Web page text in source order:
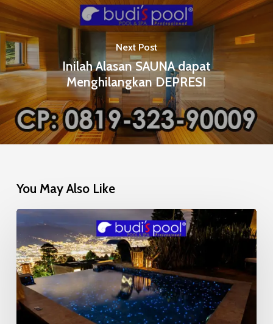
Next Post
Inilah Alasan SAUNA dapat
Menghilangkan DEPRESI
You May Also Like
Mosaic
Glow
in
the
Dark
Kolam